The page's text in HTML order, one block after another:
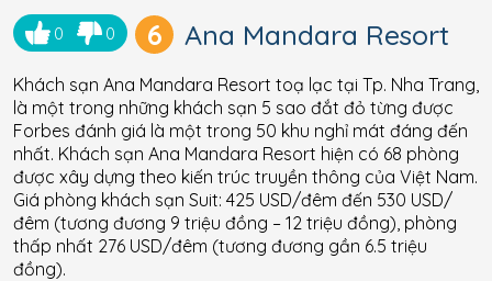
0 0 6 Ana Mandara Resort
Khách sạn Ana Mandara Resort toạ lạc tại Tp. Nha Trang,
là một trong những khách sạn 5 sao đắt đỏ từng được
Forbes đánh giá là một trong 50 khu nghỉ mát đáng đến
nhất. Khách sạn Ana Mandara Resort hiện có 68 phòng
được xây dựng theo kiến trúc truyền thông của Việt Nam.
Giá phòng khách sạn Suit: 425 USD/đêm đến 530 USD/
đêm (tương đương 9 triệu đồng – 12 triệu đồng), phòng
thấp nhất 276 USD/đêm (tương đương gần 6.5 triệu
đồng).